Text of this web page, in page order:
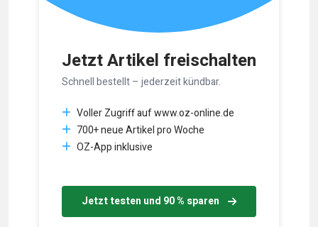
Jetzt Artikel freischalten
Schnell bestellt – jederzeit kündbar.
Voller Zugriff auf www.oz-online.de
700+ neue Artikel pro Woche
OZ-App inklusive
Jetzt testen und 90 % sparen